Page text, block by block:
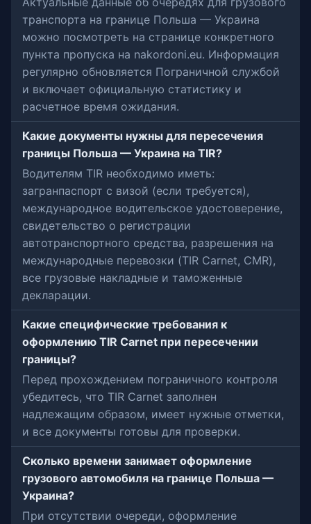
транспорта на границе Польша — Украина
можно посмотреть на странице конкретного
пункта пропуска на nakordoni.eu. Информация
регулярно обновляется Пограничной службой
и включает официальную статистику и
расчетное время ожидания.
Какие документы нужны для пересечения
границы Польша — Украина на TIR?
Водителям TIR необходимо иметь:
загранпаспорт с визой (если требуется),
международное водительское удостоверение,
свидетельство о регистрации
автотранспортного средства, разрешения на
международные перевозки (TIR Carnet, CMR),
все грузовые накладные и таможенные
декларации.
Какие специфические требования к
оформлению TIR Carnet при пересечении
границы?
Перед прохождением пограничного контроля
убедитесь, что TIR Carnet заполнен
надлежащим образом, имеет нужные отметки,
и все документы готовы для проверки.
Сколько времени занимает оформление
грузового автомобиля на границе Польша —
Украина?
При отсутствии очереди, оформление